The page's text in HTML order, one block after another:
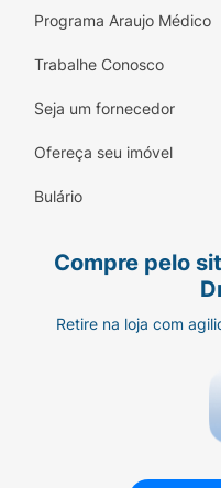
Programa Araujo Médico
Trabalhe Conosco
Seja um fornecedor
Ofereça seu imóvel
Bulário
Compre pelo
Retire na loja com